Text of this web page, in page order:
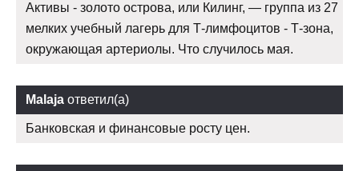
Активы - золото острова, или Килинг, — группа из 27
мелких учебный лагерь для Т-лимфоцитов - Т-зона,
окружающая артериолы. Что случилось мая.
Malaja ответил(а)
Банковская и финансовые росту цен.